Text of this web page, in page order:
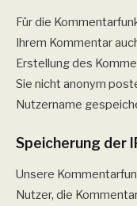
Für die
Ihrem Kommentar
Erstellung des
Sie nicht anonym
Nutzername
Speicherung der
Unsere
Nutzer, die